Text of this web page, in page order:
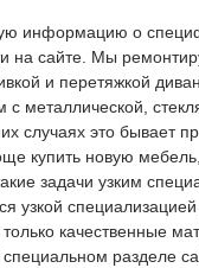
информацию о
на сайте. Мы
и перетяжкой
металлической,
случаях это бывает
купить новую
задачи узким
узкой
качественные
разделе